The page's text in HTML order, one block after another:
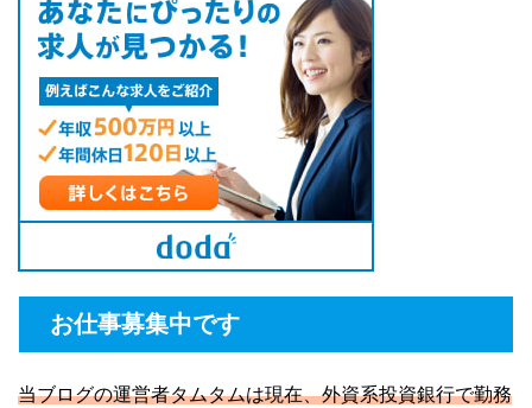
お仕事募集中です
当ブログの運営者タムタムは現在、外資系投資銀行で勤務